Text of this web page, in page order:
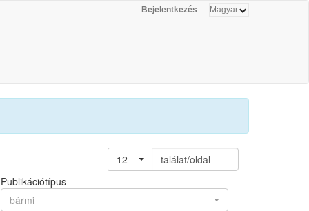
Bejelentkezés
12
találat/oldal
Publikációtípus
bármi